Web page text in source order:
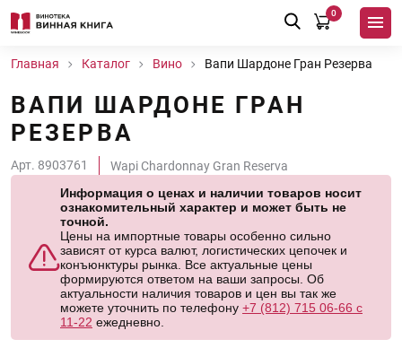
0
Главная Каталог Вино Вапи Шардоне Гран Резерва
ВАПИ ШАРДОНЕ ГРАН
РЕЗЕРВА
Арт. 8903761
Wapi Chardonnay Gran Reserva
Информация о ценах и наличии товаров носит
ознакомительный характер и может быть не
точной.
Цены на импортные товары особенно сильно
зависят от курса валют, логистических цепочек и
конъюнктуры рынка. Все актуальные цены
формируются ответом на ваши запросы. Об
актуальности наличия товаров и цен вы так же
можете уточнить по телефону +7 (812) 715 06-66 с
11-22 ежедневно.